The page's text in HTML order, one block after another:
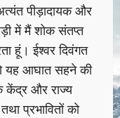
पीड़ादायक और
में मैं शोक संतप्त
हूं। ईश्वर दिवंगत
यह आघात सहने की
केंद्र और राज्य
प्रभावितों को